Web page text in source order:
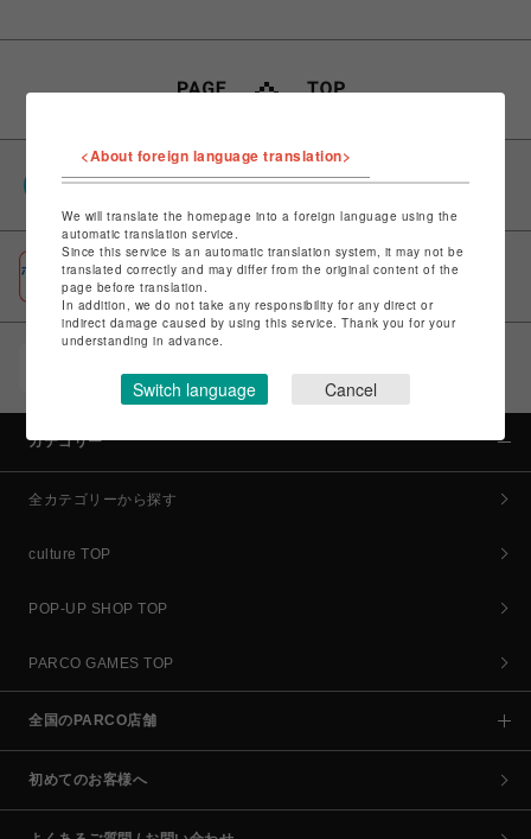
PARCOポイント
ポケパル払い
初回登録＆お買物で最大1,500円分のPARCOポイント進呈
コイン＆クーポンでPARCOでのお買い物がオトクに
カテゴリー
全カテゴリーから探す
culture TOP
POP-UP SHOP TOP
PARCO GAMES TOP
全国のPARCO店舗
初めてのお客様へ
<About foreign language translation>
We will translate the homepage into a foreign language using the
automatic translation service.
Since this service is an automatic translation system, it may not be
translated correctly and may differ from the original content of the
page before translation.
In addition, we do not take any responsibility for any direct or
indirect damage caused by using this service. Thank you for your
understanding in advance.
Switch language Cancel